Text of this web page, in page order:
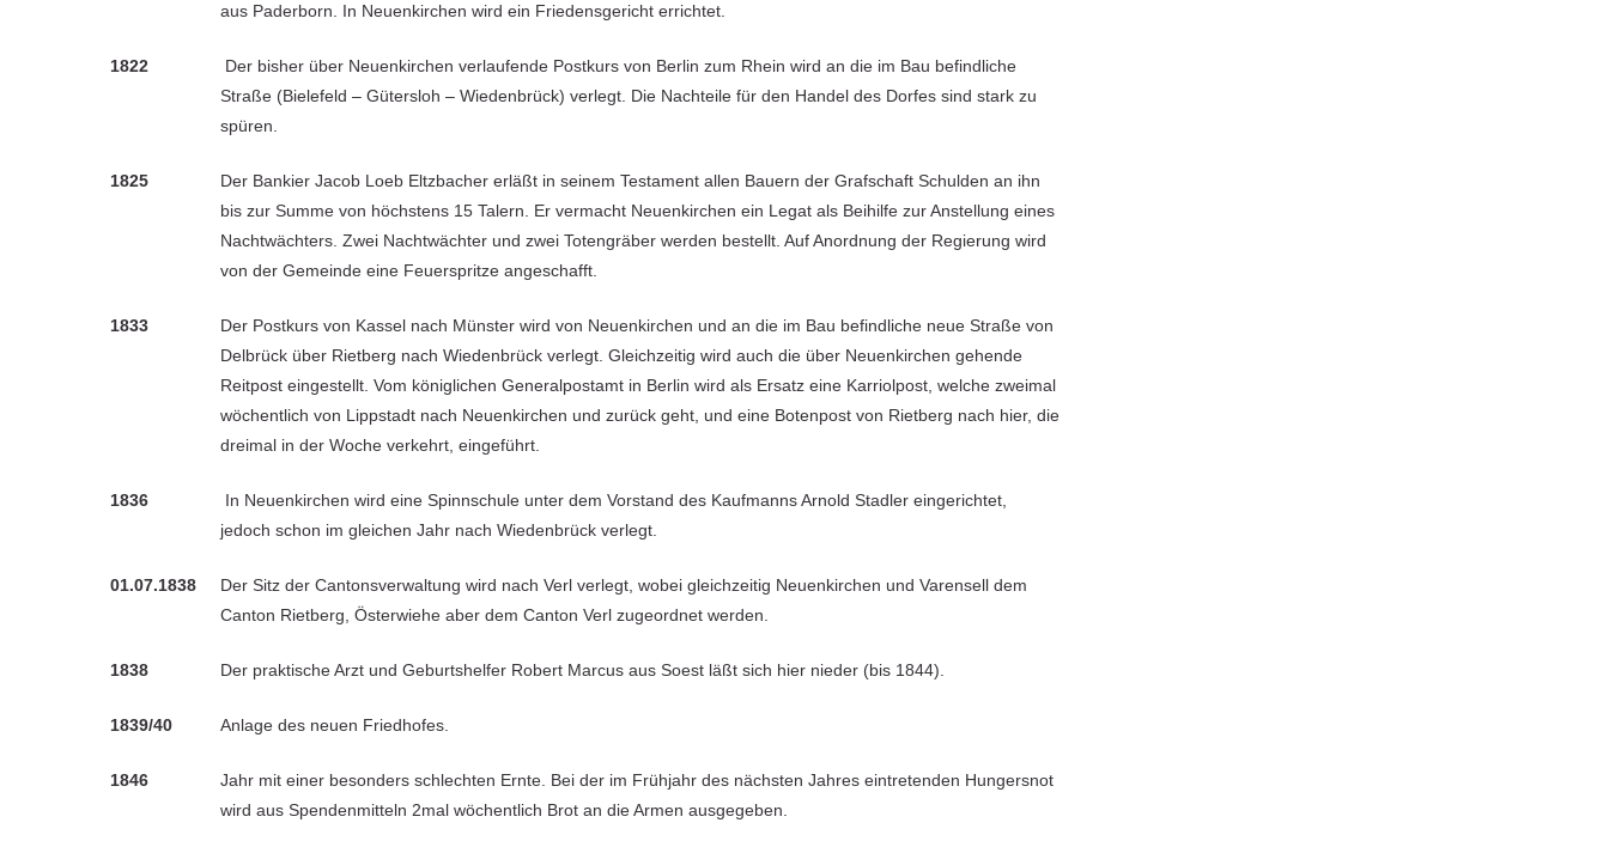
aus Paderborn. In Neuenkirchen wird ein Friedensgericht errichtet.
1822
Der bisher über Neuenkirchen verlaufende Postkurs von Berlin zum Rhein wird an die im Bau befindliche
Straße (Bielefeld – Gütersloh – Wiedenbrück) verlegt. Die Nachteile für den Handel des Dorfes sind stark zu
spüren.
1825
Der Bankier Jacob Loeb Eltzbacher erläßt in seinem Testament allen Bauern der Grafschaft Schulden an ihn
bis zur Summe von höchstens 15 Talern. Er vermacht Neuenkirchen ein Legat als Beihilfe zur Anstellung eines
Nachtwächters. Zwei Nachtwächter und zwei Totengräber werden bestellt. Auf Anordnung der Regierung wird
von der Gemeinde eine Feuerspritze angeschafft.
1833
Der Postkurs von Kassel nach Münster wird von Neuenkirchen und an die im Bau befindliche neue Straße von
Delbrück über Rietberg nach Wiedenbrück verlegt. Gleichzeitig wird auch die über Neuenkirchen gehende
Reitpost eingestellt. Vom königlichen Generalpostamt in Berlin wird als Ersatz eine Karriolpost, welche zweimal
wöchentlich von Lippstadt nach Neuenkirchen und zurück geht, und eine Botenpost von Rietberg nach hier, die
dreimal in der Woche verkehrt, eingeführt.
1836
In Neuenkirchen wird eine Spinnschule unter dem Vorstand des Kaufmanns Arnold Stadler eingerichtet,
jedoch schon im gleichen Jahr nach Wiedenbrück verlegt.
01.07.1838
Der Sitz der Cantonsverwaltung wird nach Verl verlegt, wobei gleichzeitig Neuenkirchen und Varensell dem
Canton Rietberg, Österwiehe aber dem Canton Verl zugeordnet werden.
1838 Der praktische Arzt und Geburtshelfer Robert Marcus aus Soest läßt sich hier nieder (bis 1844).
1839/40 Anlage des neuen Friedhofes.
1846
Jahr mit einer besonders schlechten Ernte. Bei der im Frühjahr des nächsten Jahres eintretenden Hungersnot
wird aus Spendenmitteln 2mal wöchentlich Brot an die Armen ausgegeben.